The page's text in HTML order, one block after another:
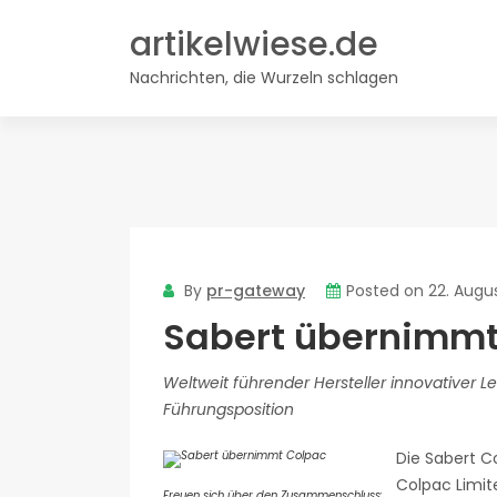
artikelwiese.de
Nachrichten, die Wurzeln schlagen
By pr-gateway Posted on 22.
Sabert
Weltweit führender Hersteller innovativer
Führungsposition
Die Sabert
Colpac